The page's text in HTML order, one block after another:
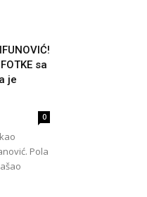
sa
je
0
Pola